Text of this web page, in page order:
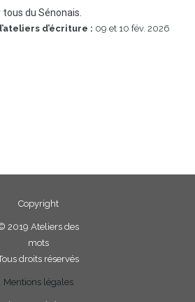
du Sénonais.
d’écriture : 09 et 10 fév. 2026
Copyright
2019 Ateliers des
mots
droits réservés
Mentions légales